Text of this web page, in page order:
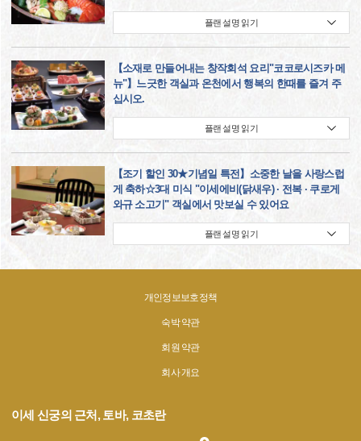
플랜 설명 읽기
【소재로 만들어내는 창작회석 요리"코코로시즈카 메
뉴"】느긋한 객실과 온천에서 행복의 한때를 즐겨 주
십시오.
플랜 설명 읽기
【조기 할인 30★기념일 특전】소중한 날을 사랑스럽
게 축하☆3대 미식 "이세에비(닭새우) · 전복 · 쿠로게
와규 소고기" 객실에서 맛보실 수 있어요
플랜 설명 읽기
개인정보보호정책
숙박 약관
회원 약관
회사 개요
이세 신궁의 근처, 토바, 코초란